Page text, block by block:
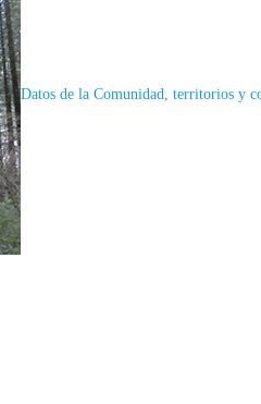
Datos de la Comunidad, territorios y